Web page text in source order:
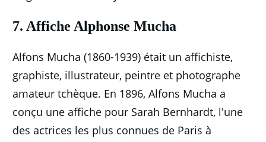
7. Affiche Alphonse Mucha
Alfons Mucha (1860-1939) était un affichiste,
graphiste, illustrateur, peintre et photographe
amateur tchèque. En 1896, Alfons Mucha a
conçu une affiche pour Sarah Bernhardt, l'une
des actrices les plus connues de Paris à